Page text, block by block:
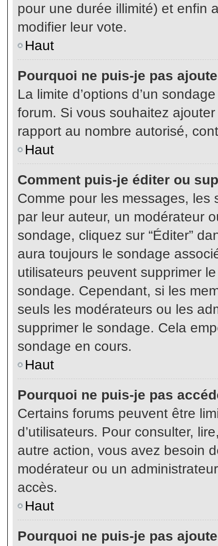
pour une durée illimité) et enfin
modifier leur vote.
Haut
Pourquoi ne puis-je pas
La limite d’options d’un
forum. Si vous souhaitez
rapport au nombre autorisé,
Haut
Comment puis-je éditer ou
Comme pour les messages,
par leur auteur, un modérateur
sondage, cliquez sur “Éditer”
aura toujours le sondage
utilisateurs peuvent supprimer
sondage. Cependant, si les
seuls les modérateurs ou les
supprimer le sondage. Cela
sondage en cours.
Haut
Pourquoi ne puis-je pas
Certains forums peuvent être
d’utilisateurs. Pour consulter,
autre action, vous avez besoin
modérateur ou un
accès.
Haut
Pourquoi ne puis-je pas